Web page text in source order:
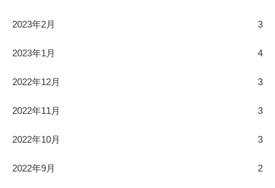
2023年2月 3
2023年1月 4
2022年12月 3
2022年11月 3
2022年10月 3
2022年9月 2